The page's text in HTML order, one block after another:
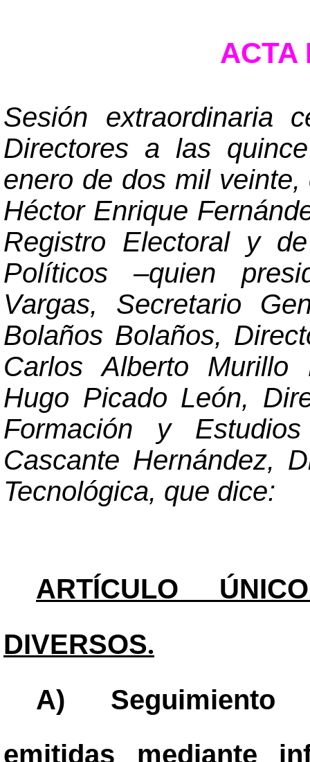
ACTA
Sesión extraordinaria
Directores a las
enero de dos mil
Héctor Enrique
Registro Electoral y
Políticos–quien
Vargas, Secretario
Bolaños Bolaños,
Carlos Alberto Murillo
Hugo Picado León,
Formación y
Cascante Hernández,
Tecnológica, que dice:
ARTÍCULO ÚNICO
DIVERSOS.
A) Seguimiento
emitidas mediante